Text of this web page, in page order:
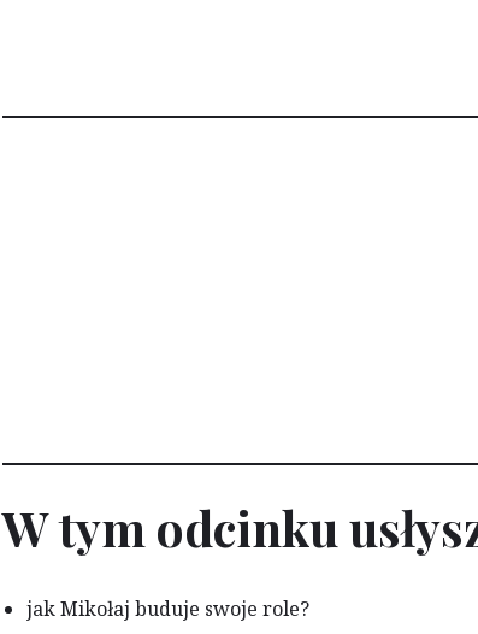
W tym odcinku
jak Mikołaj buduje swoje role?